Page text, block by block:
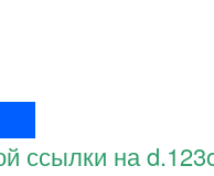
ссылки на